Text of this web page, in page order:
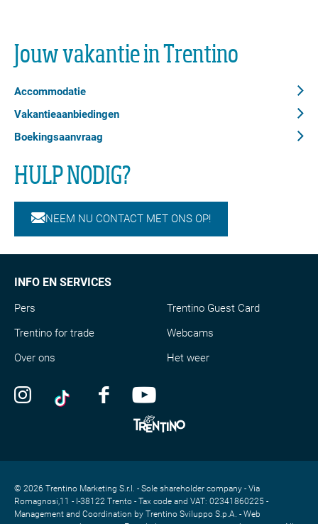
Jouw vakantie in Trentino
Accommodatie
Vakantieaanbiedingen
Boekingsaanvraag
HULP NODIG?
NEEM NU CONTACT MET ONS OP!
INFO EN SERVICES
Pers
Trentino for trade
Over ons
Trentino Guest Card
Webcams
Het weer
© 2026 Trentino Marketing S.r.l. - Sole shareholder company - Via
Romagnosi,11 - I-38122 Trento - Tax code and VAT: 02341860225 -
Management and Coordination by Trentino Sviluppo S.p.A. - Web